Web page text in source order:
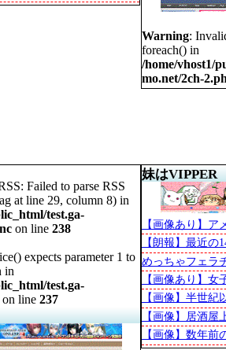
: MagpieRSS:
tag at line
: Invalid
つ病を発症させる
Warning:
foreach() in
/home/vhost1/
mo.net/2ch-
Failed to parse RSS
at line 29, column 8) in
test.ga-
on line 238
expects parameter 1 to
in
test.ga-
on line 237
妹はVIPPER
【画像あり】ア
【朗報】最近の
めっちゃフェラ
【画像あり】
体つき
【画像】半世
草
【画像】居酒
2～3品頼んでお
【画像】数年前